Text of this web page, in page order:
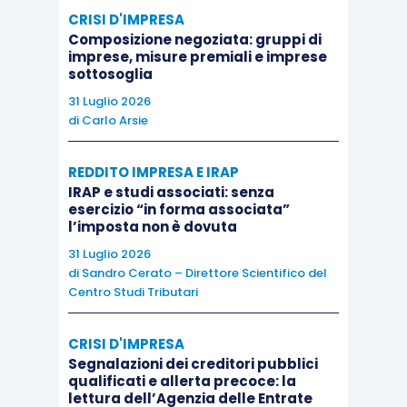
contenzioni.
Sul tema, infatti, si segnalano alcuni arresti della
giurisprudenza di merito con cui i giudici
Se, con la sentenza dellaCTP di Arezzo n.
332/I/2021, i giudici hanno riconosciuto la
commerciale a un’attività consistente nella
vinificazione di uve anche per conto terzi
quanto «Le attività di manipolazione,
trasformazione e simili possono avere, quindi, per
oggetto anche prodotti acquistati presso terzi,
purché risultino prevalenti i prodotti propri
successiva sentenza dellaCGT di II grado della
CRISI D'IMPRESA
Composizione negoziata: gruppi di
imprese, misure premiali e imprese
sottosoglia
31 Luglio 2026
di Carlo Arsie
REDDITO IMPRESA E IRAP
IRAP e studi associati: senza
esercizio “in forma associata”
l’imposta non è dovuta
31 Luglio 2026
di Sandro Cerato – Direttore Scientifico del
Centro Studi Tributari
CRISI D'IMPRESA
Segnalazioni dei creditori pubblici
qualificati e allerta precoce: la
lettura dell’Agenzia delle Entrate